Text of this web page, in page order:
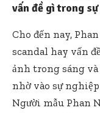
vấn đề gì trong
Cho đến nay,
scandal hay vấn
ảnh trong sáng
nhờ vào sự
Người mẫu Phan